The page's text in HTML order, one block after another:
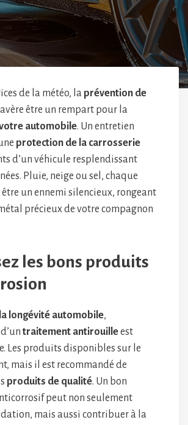
de la météo, la prévention de
être un rempart pour la
automobile. Un entretien
protection de la carrosserie
d’un véhicule resplendissant
Pluie, neige ou sel, chaque
un ennemi silencieux, rongeant
précieux de votre compagnon
les bons produits
la longévité automobile,
traitement antirouilleest
Les produits disponibles sur le
mais il est recommandé de
produits de qualité. Un bon
peut non seulement
mais aussi contribuer à la